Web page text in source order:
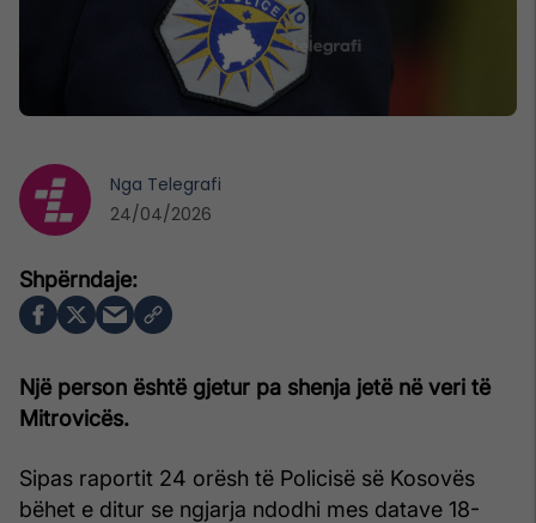
Një person është gjetur pa shenja jetë në veri të
Mitrovicës.
Sipas raportit 24 orësh të Policisë së Kosovës
bëhet e ditur se ngjarja ndodhi mes datave 18-
Nga Telegrafi
24/04/2026